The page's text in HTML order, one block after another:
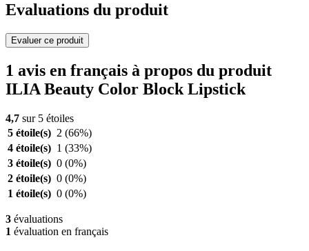
Evaluations du produit
Evaluer ce produit
1 avis en français à propos du produit
ILIA Beauty Color Block Lipstick
4,7 sur 5 étoiles
5 étoile(s) 2 (66%)
4 étoile(s) 1 (33%)
3 étoile(s) 0 (0%)
2 étoile(s) 0 (0%)
1 étoile(s) 0 (0%)
3 évaluations
1 évaluation en français